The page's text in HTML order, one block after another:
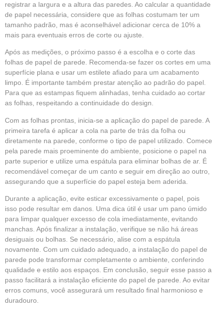
registrar a largura e a altura das paredes. Ao calcular a quantidade
de papel necessária, considere que as folhas costumam ter um
tamanho padrão, mas é aconselhável adicionar cerca de 10% a
mais para eventuais erros de corte ou ajuste.
Após as medições, o próximo passo é a escolha e o corte das
folhas de papel de parede. Recomenda-se fazer os cortes em uma
superfície plana e usar um estilete afiado para um acabamento
limpo. É importante também prestar atenção ao padrão do papel.
Para que as estampas fiquem alinhadas, tenha cuidado ao cortar
as folhas, respeitando a continuidade do design.
Com as folhas prontas, inicia-se a aplicação do papel de parede. A
primeira tarefa é aplicar a cola na parte de trás da folha ou
diretamente na parede, conforme o tipo de papel utilizado. Comece
pela parede mais proeminente do ambiente, posicione o papel na
parte superior e utilize uma espátula para eliminar bolhas de ar. É
recomendável começar de um canto e seguir em direção ao outro,
assegurando que a superfície do papel esteja bem aderida.
Durante a aplicação, evite esticar excessivamente o papel, pois
isso pode resultar em danos. Uma dica útil é usar um pano úmido
para limpar qualquer excesso de cola imediatamente, evitando
manchas. Após finalizar a instalação, verifique se não há áreas
desiguais ou bolhas. Se necessário, alise com a espátula
novamente. Com um cuidado adequado, a instalação do papel de
parede pode transformar completamente o ambiente, conferindo
qualidade e estilo aos espaços. Em conclusão, seguir esse passo a
passo facilitará a instalação eficiente do papel de parede. Ao evitar
erros comuns, você assegurará um resultado final harmonioso e
duradouro.